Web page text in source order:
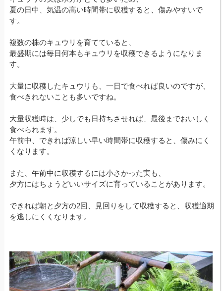
夏の日中、気温の高い時間帯に収穫すると、傷みやすいで
す。
複数の株のキュウリを育てていると、
最盛期には毎日何本もキュウリを収穫できるようになりま
す。
大量に収穫したキュウリも、一日で食べれば良いのですが、
食べきれないことも多いですね。
大量収穫時は、少しでも日持ちさせれば、最後までおいしく
食べられます。
午前中、できれば涼しい早い時間帯に収穫すると、傷みにく
くなります。
また、午前中に収穫するには小さかった実も、
夕方にはちょうどいいサイズに育っていることがあります。
できれば朝と夕方の2回、見回りをして収穫すると、収穫適期
を逃しにくくなります。